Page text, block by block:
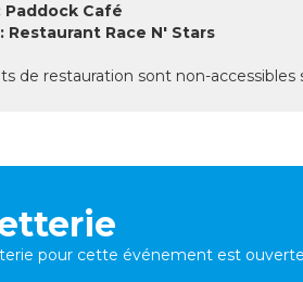
Paddock Café
Restaurant Race N' Stars
de restauration sont non-
pour cette événement est